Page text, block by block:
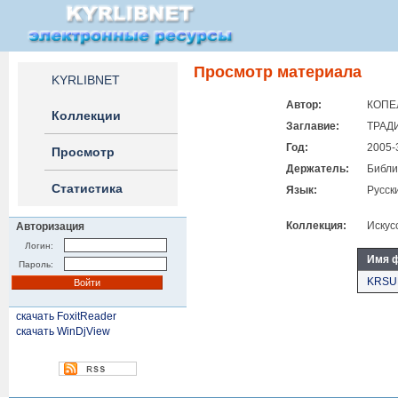
KYRLIBNET
Коллекции
Просмотр
Статистика
Авторизация
Логин:
Пароль:
скачать FoxitReader
скачать WinDjView
Просмотр материала
Автор:
Заглавие:
Год:
2005-
Держатель:
Язык:
Коллекция:
Имя